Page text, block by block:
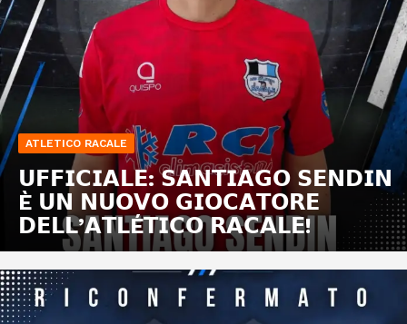
ATLETICO RACALE
𝗨𝗙𝗙𝗜𝗖𝗜𝗔𝗟𝗘: 𝗦𝗔𝗡𝗧𝗜𝗔𝗚𝗢 𝗦𝗘𝗡𝗗𝗜𝗡
È 𝗨𝗡 𝗡𝗨𝗢𝗩𝗢 𝗚𝗜𝗢𝗖𝗔𝗧𝗢𝗥𝗘
𝗗𝗘𝗟𝗟’𝗔𝗧𝗟É𝗧𝗜𝗖𝗢 𝗥𝗔𝗖𝗔𝗟𝗘!